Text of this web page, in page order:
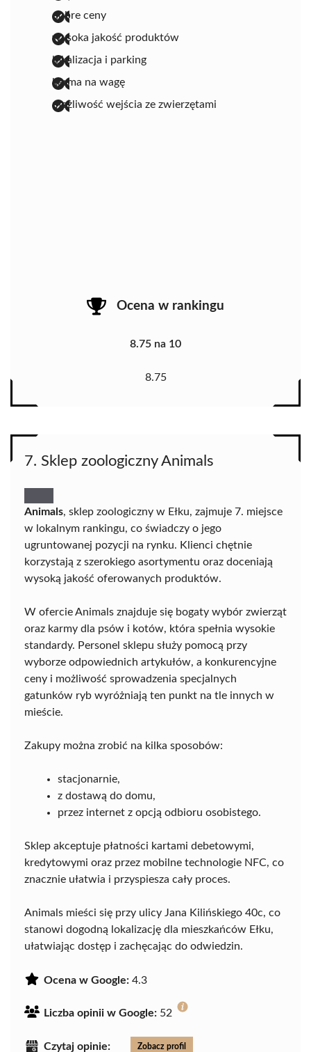
dobre ceny
wysoka jakość produktów
lokalizacja i parking
karma na wagę
możliwość wejścia ze zwierzętami
Ocena w rankingu
8.75 na 10
8.75
7. Sklep zoologiczny Animals
Animals, sklep zoologiczny w Ełku, zajmuje 7. miejsce
w lokalnym rankingu, co świadczy o jego
ugruntowanej pozycji na rynku. Klienci chętnie
korzystają z szerokiego asortymentu oraz doceniają
wysoką jakość oferowanych produktów.
W ofercie Animals znajduje się bogaty wybór zwierząt
oraz karmy dla psów i kotów, która spełnia wysokie
standardy. Personel sklepu służy pomocą przy
wyborze odpowiednich artykułów, a konkurencyjne
ceny i możliwość sprowadzenia specjalnych
gatunków ryb wyróżniają ten punkt na tle innych w
mieście.
Zakupy można zrobić na kilka sposobów:
stacjonarnie,
z dostawą do domu,
przez internet z opcją odbioru osobistego.
Sklep akceptuje płatności kartami debetowymi,
kredytowymi oraz przez mobilne technologie NFC, co
znacznie ułatwia i przyspiesza cały proces.
Animals mieści się przy ulicy Jana Kilińskiego 40c, co
stanowi dogodną lokalizację dla mieszkańców Ełku,
ułatwiając dostęp i zachęcając do odwiedzin.
Ocena w Google: 4.3
Liczba opinii w Google: 52
Czytaj opinie: Zobacz profil